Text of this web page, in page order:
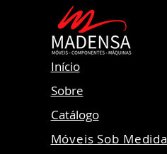
Início
Sobre
Catálogo
Móveis Sob Medida